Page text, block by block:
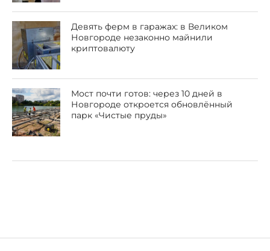
Девять ферм в гаражах: в Великом
Новгороде незаконно майнили
криптовалюту
Мост почти готов: через 10 дней в
Новгороде откроется обновлённый
парк «Чистые пруды»